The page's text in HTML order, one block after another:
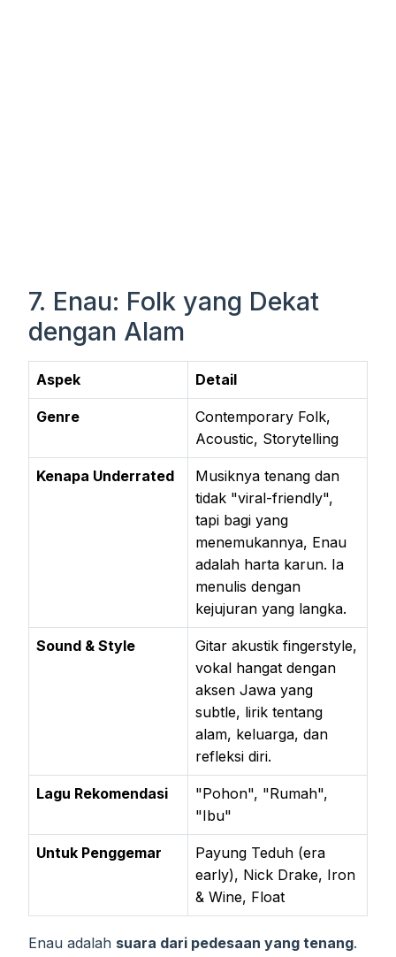
7. Enau: Folk yang Dekat
dengan Alam
Aspek Detail
Genre
Contemporary Folk,
Acoustic, Storytelling
Kenapa Underrated
Musiknya tenang dan
tidak "viral-friendly",
tapi bagi yang
menemukannya, Enau
adalah harta karun. Ia
menulis dengan
kejujuran yang langka.
Sound & Style
Gitar akustik fingerstyle,
vokal hangat dengan
aksen Jawa yang
subtle, lirik tentang
alam, keluarga, dan
refleksi diri.
Lagu Rekomendasi
"Pohon", "Rumah",
"Ibu"
Untuk Penggemar
Payung Teduh (era
early), Nick Drake, Iron
& Wine, Float
Enau adalah suara dari pedesaan yang tenang.